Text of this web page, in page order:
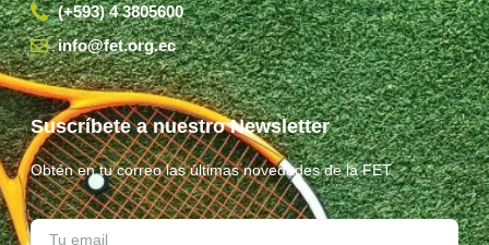
(+593) 4 3805600
info@fet.org.ec
Suscríbete a nuestro Newsletter
Obtén en tu correo las últimas novedades de la FET.